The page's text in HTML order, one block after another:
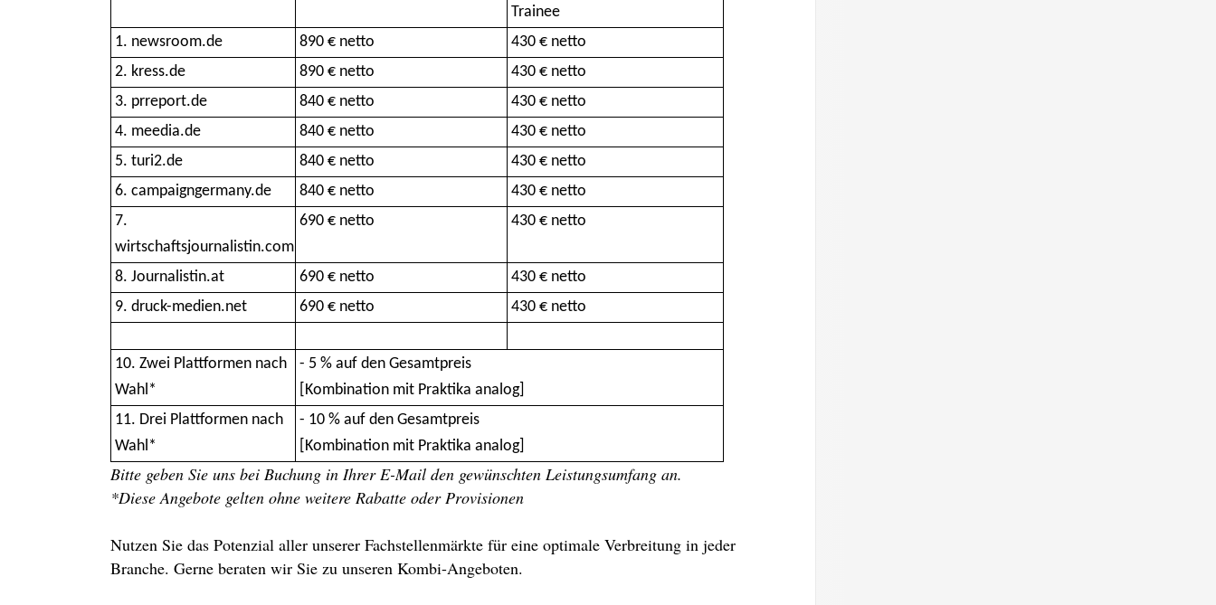
Trainee
1. newsroom.de
890 € netto
430 € netto
2. kress.de
890 € netto
430 € netto
3. prreport.de
840 € netto
430 € netto
4. meedia.de
840 € netto
430 € netto
5. turi2.de
840 € netto
430 € netto
6. campaigngermany.de
840 € netto
430 € netto
7.
wirtschaftsjournalistin.com
690 € netto 430 € netto
8. Journalistin.at 690 € netto
430 € netto
9. druck-medien.net
690 € netto 430 € netto
10. Zwei Plattformen nach
Wahl*
- 5 % auf den Gesamtpreis
[Kombination mit Praktika analog]
11. Drei Plattformen nach
Wahl*
- 10 % auf den Gesamtpreis
[Kombination mit Praktika analog]
Bitte geben Sie uns bei Buchung in Ihrer E-Mail den gewünschten Leistungsumfang an.
*Diese Angebote gelten ohne weitere Rabatte oder Provisionen
Nutzen Sie das Potenzial aller unserer Fachstellenmärkte für eine optimale Verbreitung in jeder
Branche. Gerne beraten wir Sie zu unseren Kombi-Angeboten.